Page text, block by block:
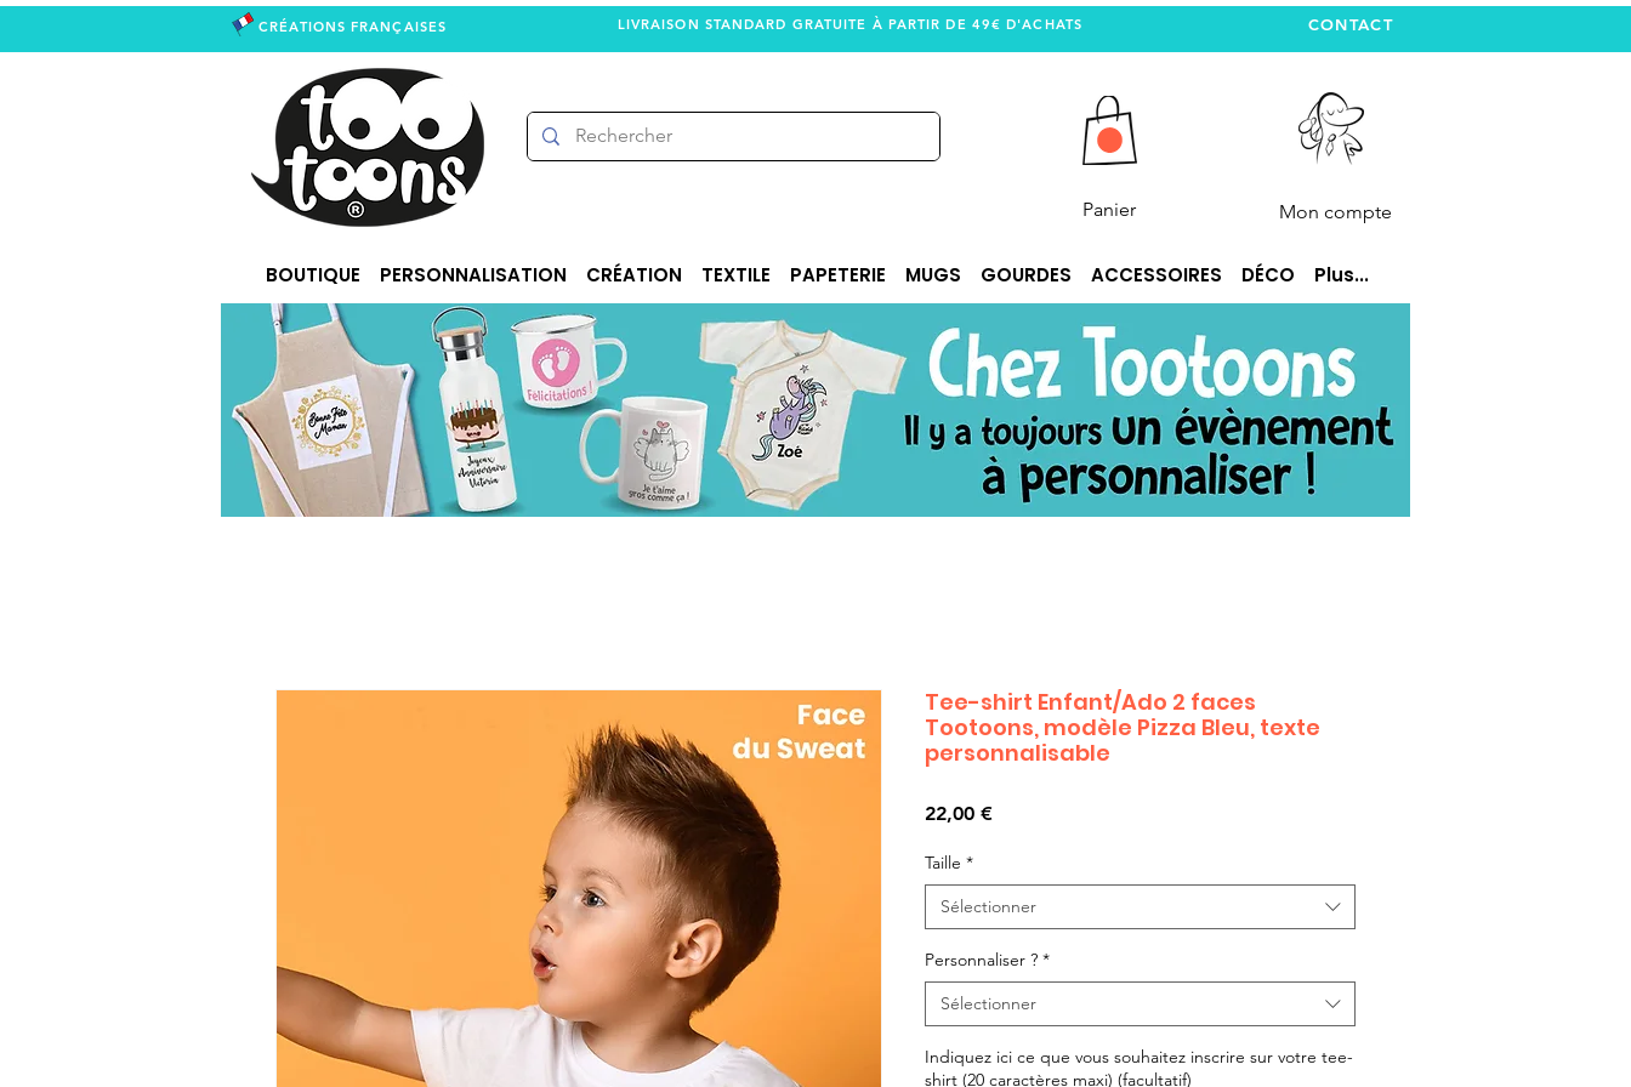
CRÉATIONS FRANÇAISES LIVRAISON STANDARD GRATUITE À PARTIR DE 49€ D'ACHATS CONTACT
Panier Mon compte
BOUTIQUE PERSONNALISATION CRÉATION TEXTILE PAPETERIE MUGS GOURDES ACCESSOIRES DÉCO Plus...
Tee-shirt Enfant/Ado 2 faces
Tootoons, modèle Pizza Bleu, texte
personnalisable
22,00 €Prix
Taille *
Sélectionner
Personnaliser ? *
Sélectionner
Indiquez ici ce que vous souhaitez inscrire sur votre tee-
shirt (20 caractères maxi) (facultatif)